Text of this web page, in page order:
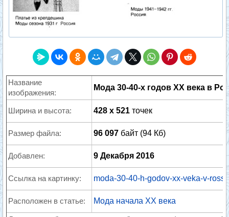
Название
изображения:
Мода 30-40-х годов XX века в
Ширина и высота: 428 x 521 точек
Размер файла: 96 097 байт (94 Кб)
Добавлен: 9 Декабря 2016
Ссылка на картинку: moda-30-40-h-godov-xx-veka-v-
Расположен в статье: Мода начала XX века